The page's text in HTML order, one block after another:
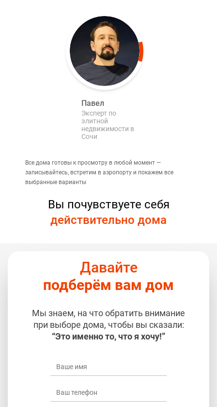
Павел
Эксперт по
элитной
недвижимости в
Сочи
Все дома готовы к просмотру в любой момент —
записывайтесь, встретим в аэропорту и покажем все
выбранные варианты
Вы почувствуете себя
действительно дома
Давайте
подберём вам дом
Мы знаем, на что обратить внимание
при выборе дома, чтобы вы сказали:
“Это именно то, что я хочу!”